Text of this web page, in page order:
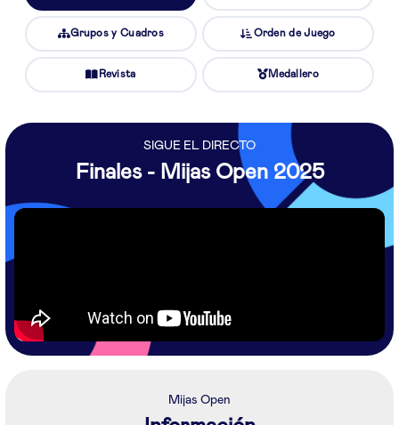
Grupos y Cuadros Orden de Juego
Revista Medallero
SIGUE EL DIRECTO
Finales - Mijas Open 2025
Mijas Open